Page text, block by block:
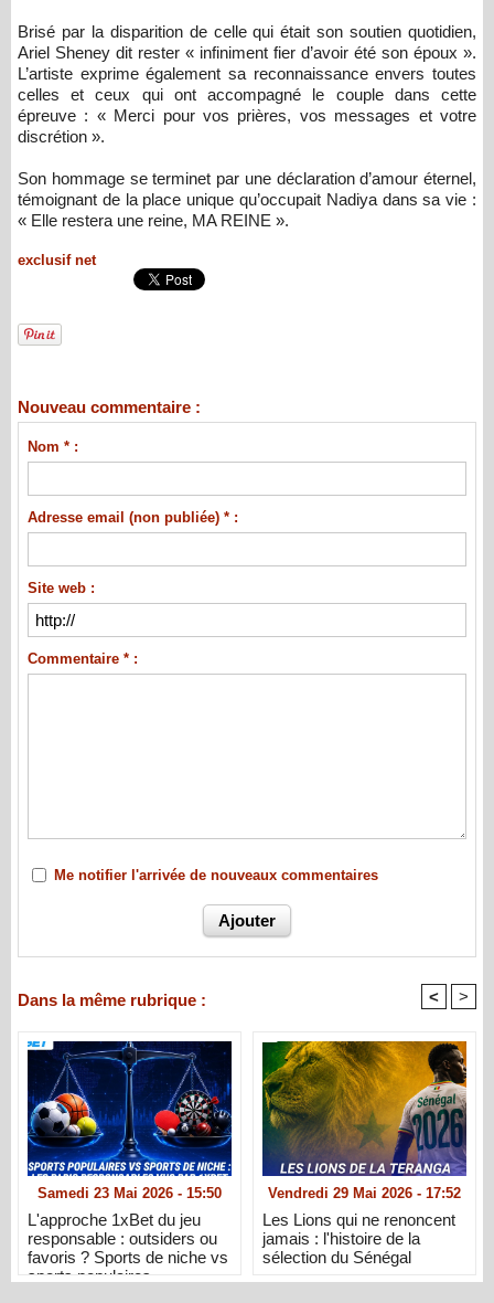
Brisé par la disparition de celle qui était son soutien quotidien,
Ariel Sheney dit rester « infiniment fier d’avoir été son époux ».
L’artiste exprime également sa reconnaissance envers toutes
celles et ceux qui ont accompagné le couple dans cette
épreuve : « Merci pour vos prières, vos messages et votre
discrétion ».
Son hommage se terminet par une déclaration d’amour éternel,
témoignant de la place unique qu’occupait Nadiya dans sa vie :
« Elle restera une reine, MA REINE ».
exclusif net
Nouveau commentaire :
Nom * :
Adresse email (non publiée) * :
Site web :
Commentaire * :
Me notifier l'arrivée de nouveaux commentaires
Dans la même rubrique : < >
Samedi 23 Mai 2026 - 15:50
L'approche 1xBet du jeu
responsable : outsiders ou
favoris ? Sports de niche vs
sports populaires
Vendredi 29 Mai 2026 - 17:52
Les Lions qui ne renoncent
jamais : l'histoire de la
sélection du Sénégal